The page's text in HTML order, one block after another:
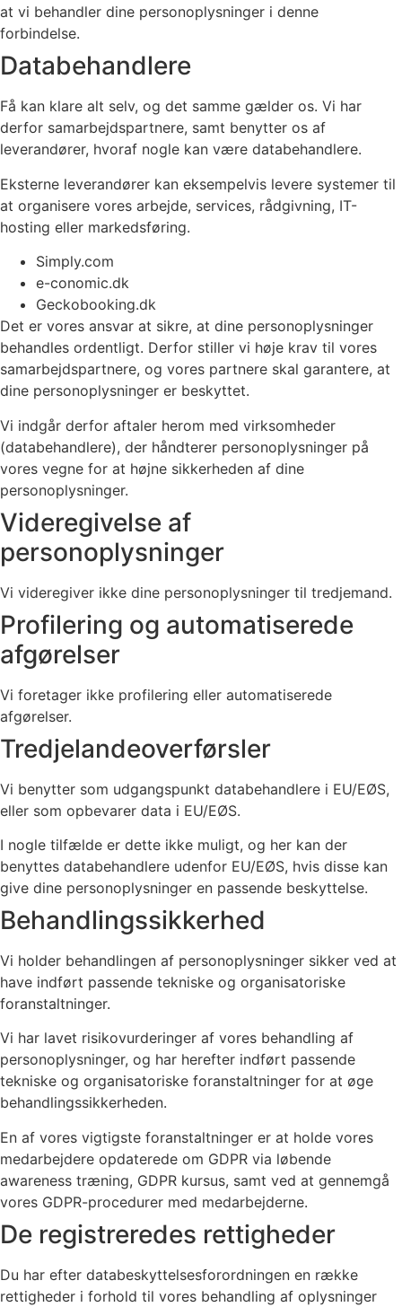
at vi behandler dine personoplysninger i denne
forbindelse.
Databehandlere
Få kan klare alt selv, og det samme gælder os. Vi har
derfor samarbejdspartnere, samt benytter os af
leverandører, hvoraf nogle kan være databehandlere.
Eksterne leverandører kan eksempelvis levere systemer til
at organisere vores arbejde, services, rådgivning, IT-
hosting eller markedsføring.
Simply.com
e-conomic.dk
Geckobooking.dk
Det er vores ansvar at sikre, at dine personoplysninger
behandles ordentligt. Derfor stiller vi høje krav til vores
samarbejdspartnere, og vores partnere skal garantere, at
dine personoplysninger er beskyttet.
Vi indgår derfor aftaler herom med virksomheder
(databehandlere), der håndterer personoplysninger på
vores vegne for at højne sikkerheden af dine
personoplysninger.
Videregivelse af
personoplysninger
Vi videregiver ikke dine personoplysninger til tredjemand.
Profilering og automatiserede
afgørelser
Vi foretager ikke profilering eller automatiserede
afgørelser.
Tredjelandeoverførsler
Vi benytter som udgangspunkt databehandlere i EU/EØS,
eller som opbevarer data i EU/EØS.
I nogle tilfælde er dette ikke muligt, og her kan der
benyttes databehandlere udenfor EU/EØS, hvis disse kan
give dine personoplysninger en passende beskyttelse.
Behandlingssikkerhed
Vi holder behandlingen af personoplysninger sikker ved at
have indført passende tekniske og organisatoriske
foranstaltninger.
Vi har lavet risikovurderinger af vores behandling af
personoplysninger, og har herefter indført passende
tekniske og organisatoriske foranstaltninger for at øge
behandlingssikkerheden.
En af vores vigtigste foranstaltninger er at holde vores
medarbejdere opdaterede om GDPR via løbende
awareness træning, GDPR kursus, samt ved at gennemgå
vores GDPR-procedurer med medarbejderne.
De registreredes rettigheder
Du har efter databeskyttelsesforordningen en række
rettigheder i forhold til vores behandling af oplysninger